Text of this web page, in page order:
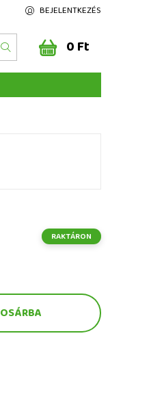
BEJELENTKEZÉS
0 Ft
RAKTÁRON